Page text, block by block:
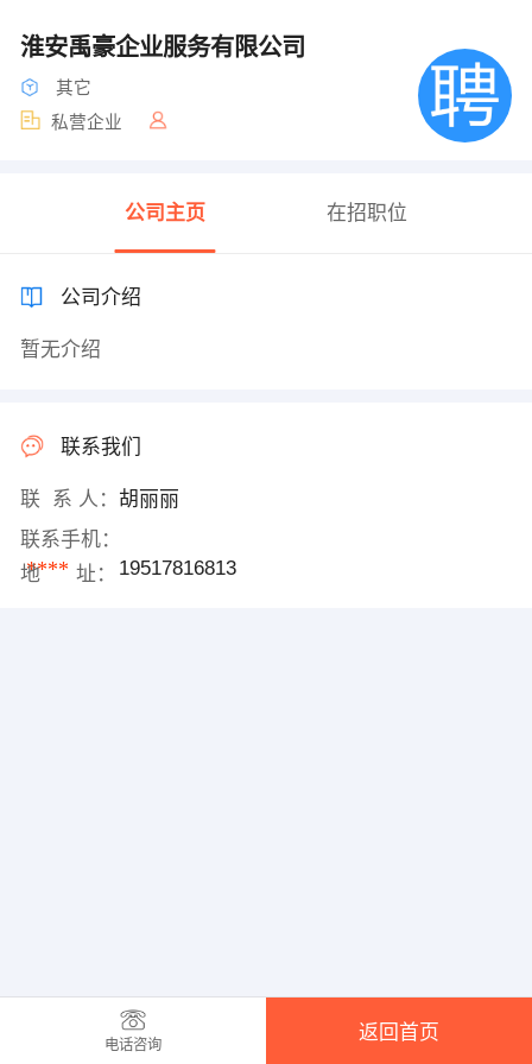
淮安禹豪企业服务有限公司
其它
私营企业
公司主页 在招职位
公司介绍
暂无介绍
联系我们
联 系 人： 胡丽丽
联系手机：
****
地 址： 19517816813
电话咨询
返回首页